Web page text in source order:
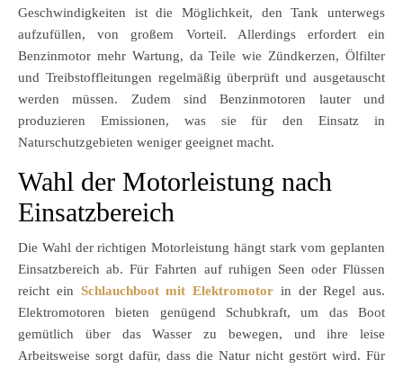
Geschwindigkeiten ist die Möglichkeit, den Tank unterwegs
aufzufüllen, von großem Vorteil. Allerdings erfordert ein
Benzinmotor mehr Wartung, da Teile wie Zündkerzen, Ölfilter
und Treibstoffleitungen regelmäßig überprüft und ausgetauscht
werden müssen. Zudem sind Benzinmotoren lauter und
produzieren Emissionen, was sie für den Einsatz in
Naturschutzgebieten weniger geeignet macht.
Wahl der Motorleistung nach
Einsatzbereich
Die Wahl der richtigen Motorleistung hängt stark vom geplanten
Einsatzbereich ab. Für Fahrten auf ruhigen Seen oder Flüssen
reicht ein Schlauchboot mit Elektromotor in der Regel aus.
Elektromotoren bieten genügend Schubkraft, um das Boot
gemütlich über das Wasser zu bewegen, und ihre leise
Arbeitsweise sorgt dafür, dass die Natur nicht gestört wird. Für